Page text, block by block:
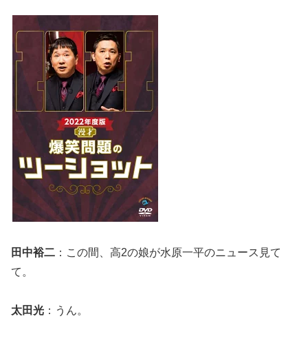
田中裕二 ：この間、高2の娘が水原一平のニュース見て
て。
太田光 ：うん。